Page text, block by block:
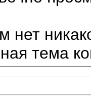
нет
тема